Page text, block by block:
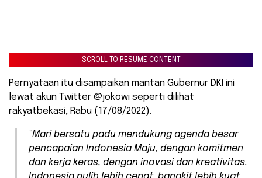
SCROLL TO RESUME CONTENT
Pernyataan itu disampaikan mantan Gubernur DKI ini
lewat akun Twitter @jokowi seperti dilihat
rakyatbekasi, Rabu (17/08/2022).
“Mari bersatu padu mendukung agenda besar
pencapaian Indonesia Maju, dengan komitmen
dan kerja keras, dengan inovasi dan kreativitas.